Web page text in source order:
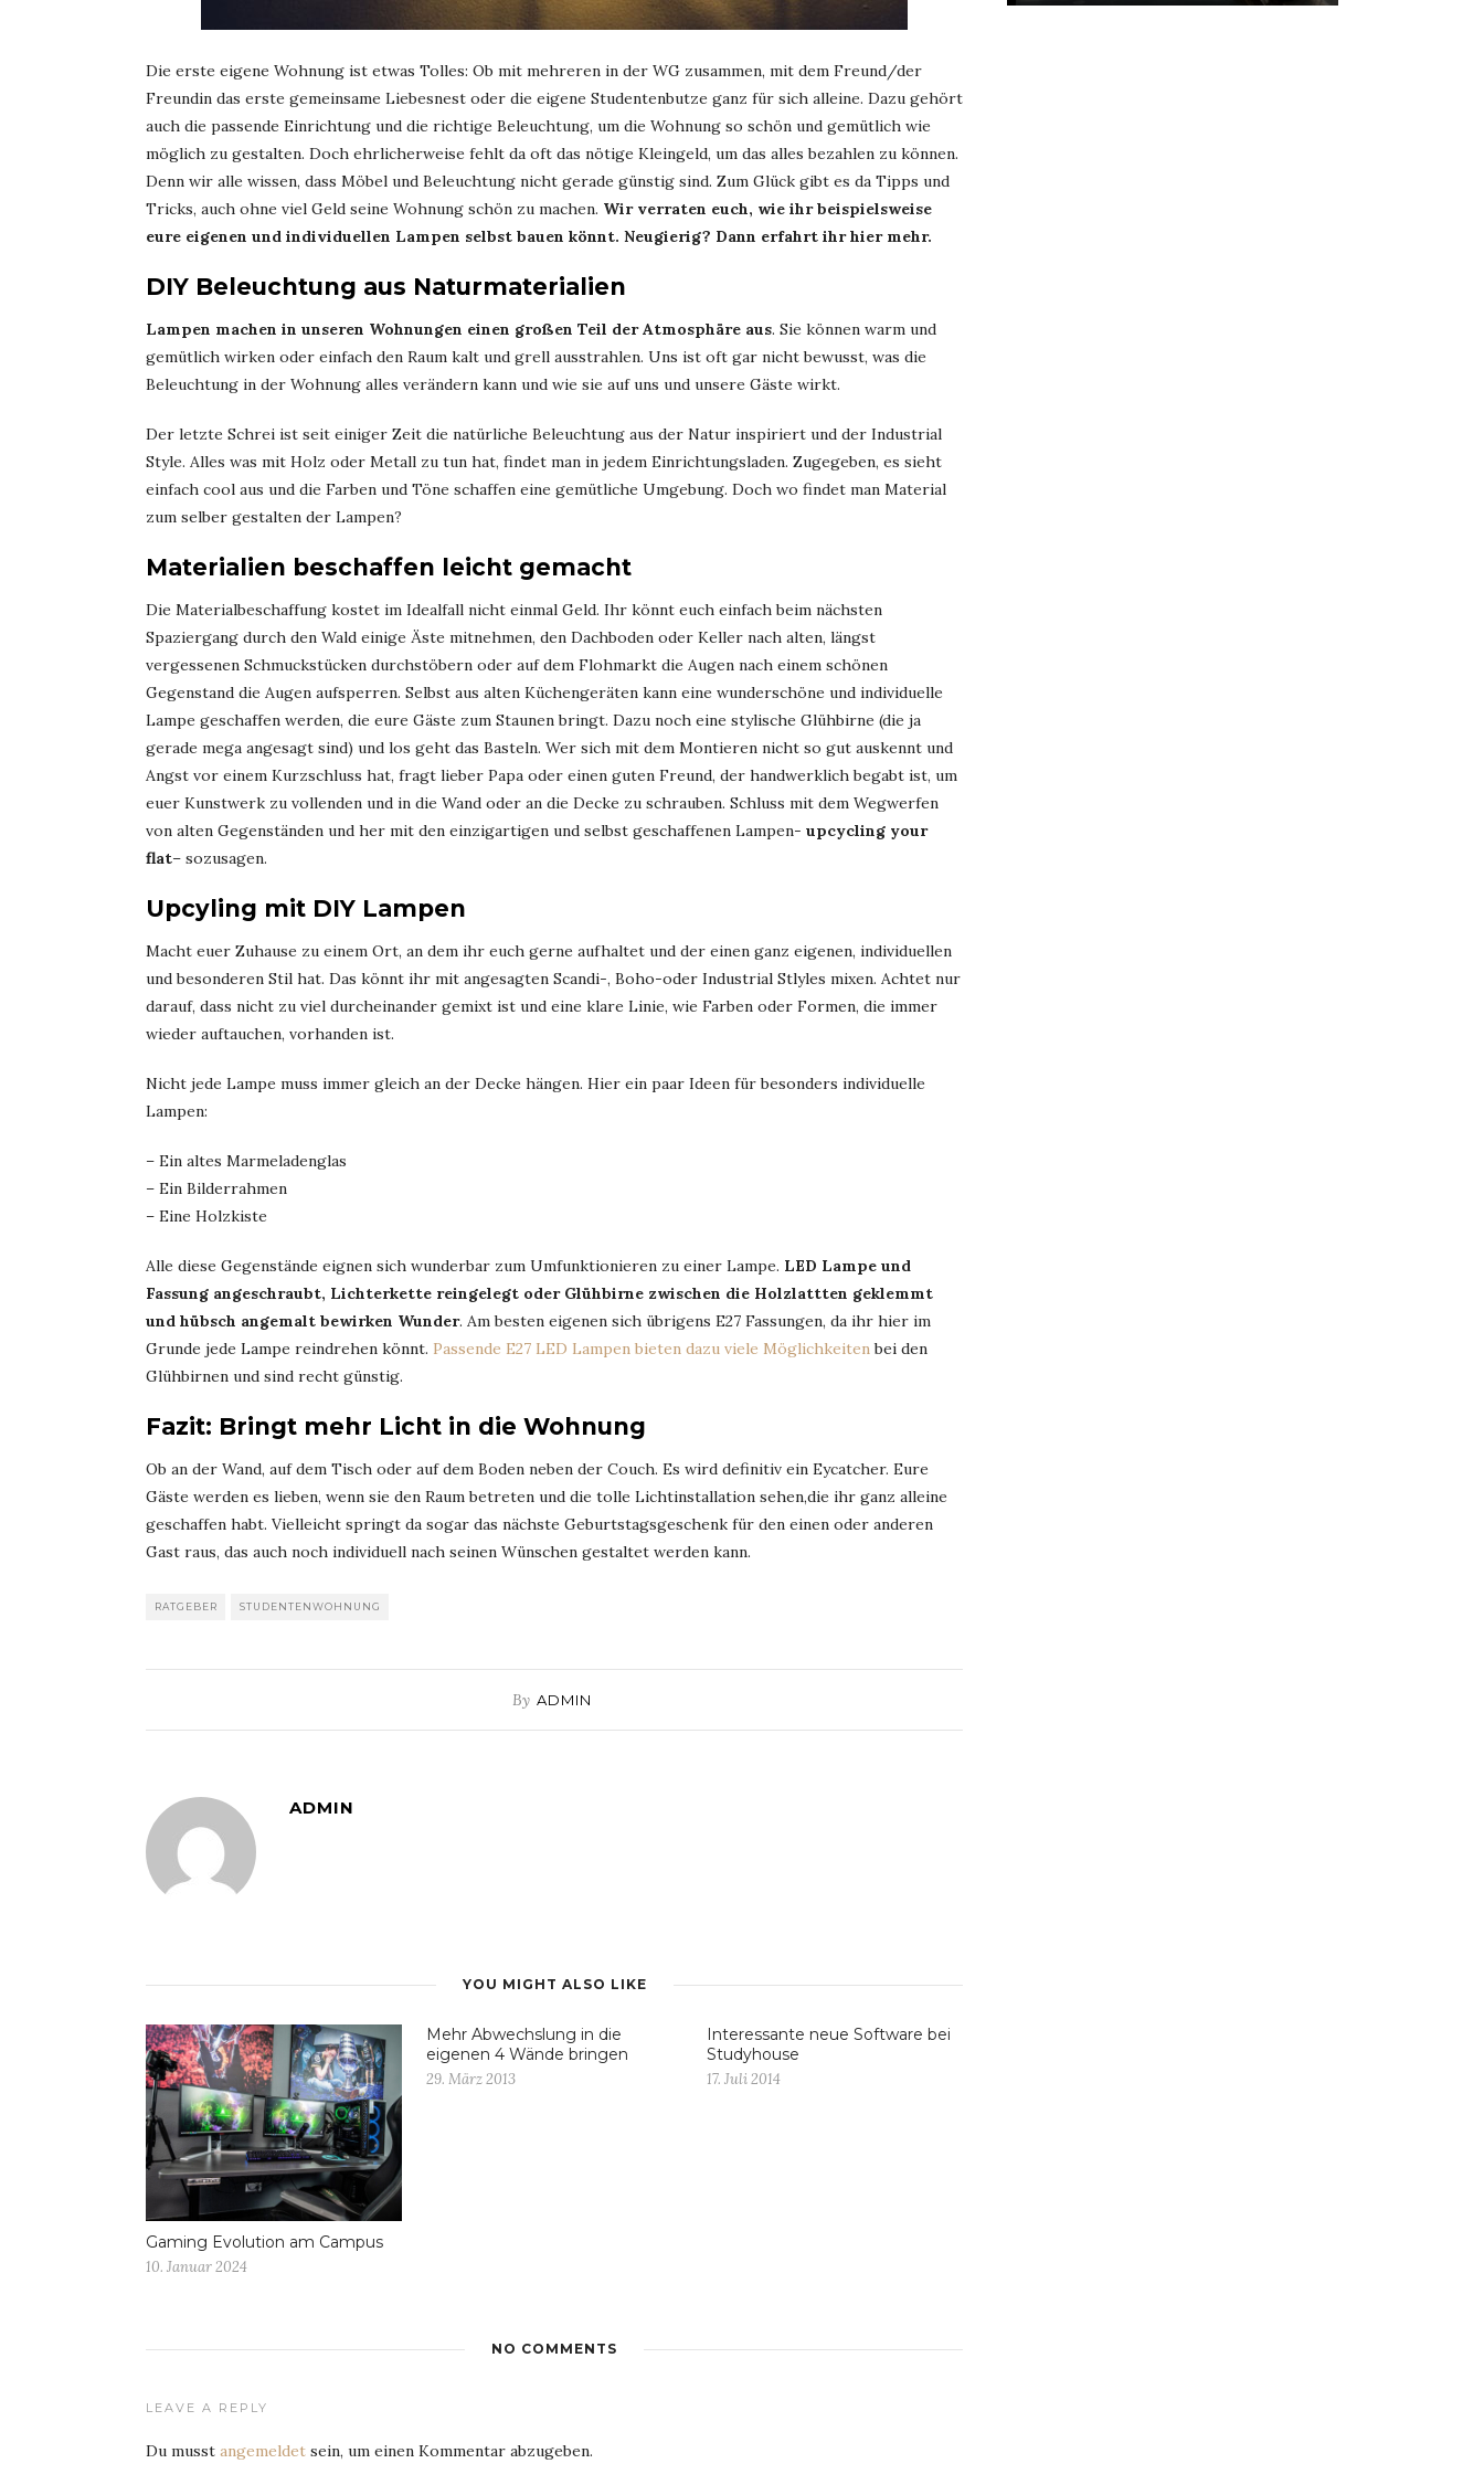
Die erste eigene Wohnung ist etwas Tolles: Ob mit mehreren in der WG zusammen, mit dem Freund/der
Freundin das erste gemeinsame Liebesnest oder die eigene Studentenbutze ganz für sich alleine. Dazu gehört
auch die passende Einrichtung und die richtige Beleuchtung, um die Wohnung so schön und gemütlich wie
möglich zu gestalten. Doch ehrlicherweise fehlt da oft das nötige Kleingeld, um das alles bezahlen zu können.
Denn wir alle wissen, dass Möbel und Beleuchtung nicht gerade günstig sind. Zum Glück gibt es da Tipps und
Tricks, auch ohne viel Geld seine Wohnung schön zu machen. Wir verraten euch, wie ihr beispielsweise
eure eigenen und individuellen Lampen selbst bauen könnt. Neugierig? Dann erfahrt ihr hier mehr.
DIY Beleuchtung aus Naturmaterialien
Lampen machen in unseren Wohnungen einen großen Teil der Atmosphäre aus. Sie können warm und
gemütlich wirken oder einfach den Raum kalt und grell ausstrahlen. Uns ist oft gar nicht bewusst, was die
Beleuchtung in der Wohnung alles verändern kann und wie sie auf uns und unsere Gäste wirkt.
Der letzte Schrei ist seit einiger Zeit die natürliche Beleuchtung aus der Natur inspiriert und der Industrial
Style. Alles was mit Holz oder Metall zu tun hat, findet man in jedem Einrichtungsladen. Zugegeben, es sieht
einfach cool aus und die Farben und Töne schaffen eine gemütliche Umgebung. Doch wo findet man Material
zum selber gestalten der Lampen?
Materialien beschaffen leicht gemacht
Die Materialbeschaffung kostet im Idealfall nicht einmal Geld. Ihr könnt euch einfach beim nächsten
Spaziergang durch den Wald einige Äste mitnehmen, den Dachboden oder Keller nach alten, längst
vergessenen Schmuckstücken durchstöbern oder auf dem Flohmarkt die Augen nach einem schönen
Gegenstand die Augen aufsperren. Selbst aus alten Küchengeräten kann eine wunderschöne und individuelle
Lampe geschaffen werden, die eure Gäste zum Staunen bringt. Dazu noch eine stylische Glühbirne (die ja
gerade mega angesagt sind) und los geht das Basteln. Wer sich mit dem Montieren nicht so gut auskennt und
Angst vor einem Kurzschluss hat, fragt lieber Papa oder einen guten Freund, der handwerklich begabt ist, um
euer Kunstwerk zu vollenden und in die Wand oder an die Decke zu schrauben. Schluss mit dem Wegwerfen
von alten Gegenständen und her mit den einzigartigen und selbst geschaffenen Lampen- upcycling your
flat– sozusagen.
Upcyling mit DIY Lampen
Macht euer Zuhause zu einem Ort, an dem ihr euch gerne aufhaltet und der einen ganz eigenen, individuellen
und besonderen Stil hat. Das könnt ihr mit angesagten Scandi-, Boho-oder Industrial Stlyles mixen. Achtet nur
darauf, dass nicht zu viel durcheinander gemixt ist und eine klare Linie, wie Farben oder Formen, die immer
wieder auftauchen, vorhanden ist.
Nicht jede Lampe muss immer gleich an der Decke hängen. Hier ein paar Ideen für besonders individuelle
Lampen:
– Ein altes Marmeladenglas
– Ein Bilderrahmen
– Eine Holzkiste
Alle diese Gegenstände eignen sich wunderbar zum Umfunktionieren zu einer Lampe. LED Lampe und
Fassung angeschraubt, Lichterkette reingelegt oder Glühbirne zwischen die Holzlattten geklemmt
und hübsch angemalt bewirken Wunder. Am besten eigenen sich übrigens E27 Fassungen, da ihr hier im
Grunde jede Lampe reindrehen könnt. Passende E27 LED Lampen bieten dazu viele Möglichkeitenbei den
Glühbirnen und sind recht günstig.
Fazit: Bringt mehr Licht in die Wohnung
Ob an der Wand, auf dem Tisch oder auf dem Boden neben der Couch. Es wird definitiv ein Eycatcher. Eure
Gäste werden es lieben, wenn sie den Raum betreten und die tolle Lichtinstallation sehen,die ihr ganz alleine
geschaffen habt. Vielleicht springt da sogar das nächste Geburtstagsgeschenk für den einen oder anderen
Gast raus, das auch noch individuell nach seinen Wünschen gestaltet werden kann.
RATGEBER STUDENTENWOHNUNG
By ADMIN
ADMIN
YOU MIGHT ALSO LIKE
Gaming Evolution am Campus
10. Januar 2024
Mehr Abwechslung in die
eigenen 4 Wände bringen
29. März 2013
Interessante neue Software bei
Studyhouse
17. Juli 2014
NO COMMENTS
LEAVE A REPLY
Du musst angemeldet sein, um einen Kommentar abzugeben.